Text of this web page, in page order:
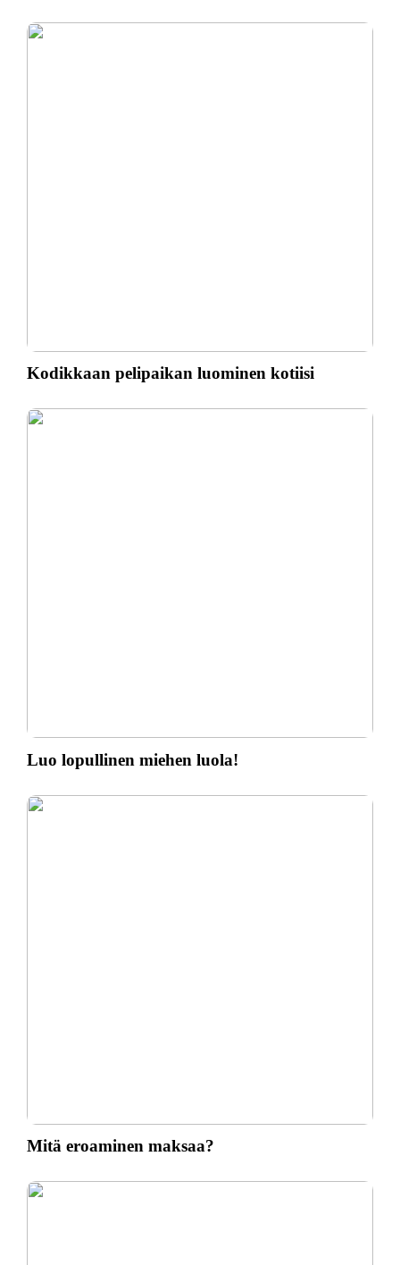
Kodikkaan pelipaikan luominen kotiisi
Luo lopullinen miehen luola!
Mitä eroaminen maksaa?